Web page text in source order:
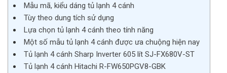
Mẫu mã, kiểu dáng tủ lạnh 4 cánh
Tùy theo dung tích sử dụng
Lựa chọn tủ lạnh 4 cánh theo tính năng
Một số mẫu tủ lạnh 4 cánh được ưa chuộng hiện nay
Tủ lạnh 4 cánh Sharp Inverter 605 lít SJ-FX680V-ST
Tủ lạnh 4 cánh Hitachi R-FW650PGV8-GBK